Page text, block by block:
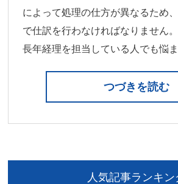
によって処理の仕方が異なるため
で仕訳を行わなければなりません
長年経理を担当している人でも悩
つづきを読む
人気記事ランキン